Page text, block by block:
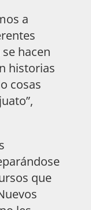
a
hacen
historias
cosas
que